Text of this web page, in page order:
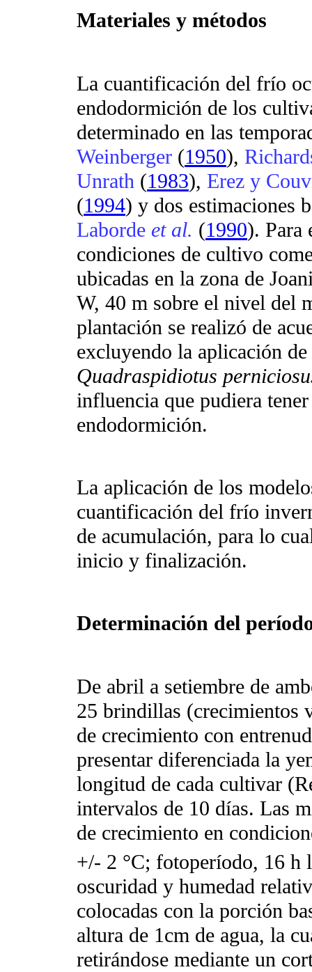
Materiales y métodos
La cuantificación del frío
endodormición de los
determinado en las
Weinberger (1950),
Unrath (1983), Erez y
(1994) y dos estimaciones
Laborde et al. (1990). Para
condiciones de cultivo
ubicadas en la zona de
W, 40 m sobre el nivel del
plantación se realizó de
excluyendo la aplicación
Quadraspidiotus
influencia que pudiera
endodormición.
La aplicación de los
cuantificación del frío
de acumulación, para lo
inicio y finalización.
Determinación del
De abril a setiembre de
25 brindillas (crecimientos
de crecimiento con
presentar diferenciada la
longitud de cada cultivar
intervalos de 10 días. Las
de crecimiento en
+/- 2 °C; fotoperíodo, 16 h
oscuridad y humedad
colocadas con la porción
altura de 1cm de agua, la
retirándose mediante un